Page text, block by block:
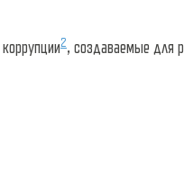
2, создаваемые для